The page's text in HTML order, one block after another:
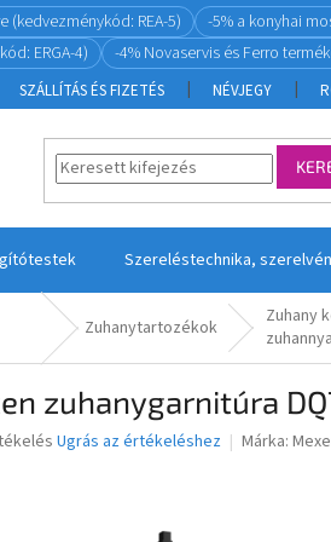
(kedvezménykód: REA-5)
-5% a konyhai
ERGA-4)
-4% Novaservis és Ferro
SZÁLLÍTÁS ÉS FIZETÉS NÉVJEGY
Szereléstechnika,
Zuhanytartozékok
Zuhany
zuhanygarnitúra
Ugrás az értékeléshez Márka: